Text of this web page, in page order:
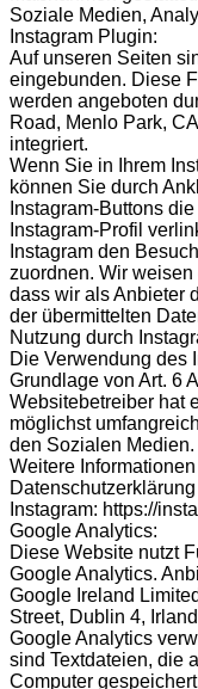
Soziale Medien,
Instagram Plugin:
Auf unseren Seiten
eingebunden. Diese
werden angeboten
Road, Menlo Park,
integriert.
Wenn Sie in Ihrem
können Sie durch
Instagram-Buttons
Instagram-Profil
Instagram den
zuordnen. Wir weisen
dass wir als Anbieter
der übermittelten
Nutzung durch
Die Verwendung des
Grundlage von Art. 6
Websitebetreiber hat
möglichst
den Sozialen Medien.
Weitere
Instagram: https://
Google Analytics:
Diese Website nutzt
Google Analytics.
Google Ireland
Street, Dublin 4,
Google Analytics
sind Textdateien, die
Computer